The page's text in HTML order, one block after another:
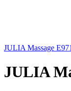
JULIA Massage
JULIA